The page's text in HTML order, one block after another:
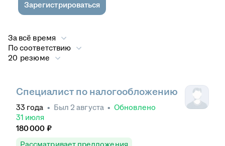
Зарегистрироваться
За всё время
По соответствию
20 резюме
Специалист по налогообложению
33 года • Был 2 августа • Обновлено
31 июля
180 000 ₽
Рассматривает предложения